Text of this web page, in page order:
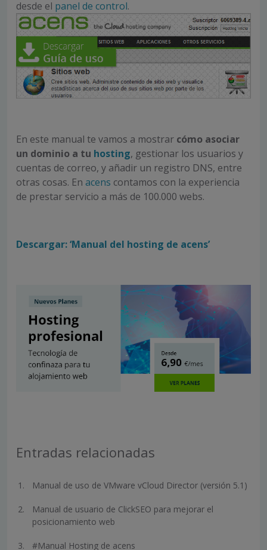
desde el panel de control.
En este manual te vamos a mostrar cómo asociar
un dominio a tu hosting, gestionar los usuarios y
cuentas de correo, y añadir un registro DNS, entre
otras cosas. En acens contamos con la experiencia
de prestar servicio a más de 100.000 webs.
Descargar: ‘Manual del hosting de acens’
Entradas relacionadas
Manual de uso de VMware vCloud Director (versión 5.1)
Manual de usuario de ClickSEO para mejorar el
posicionamiento web
#Manual Hosting de acens